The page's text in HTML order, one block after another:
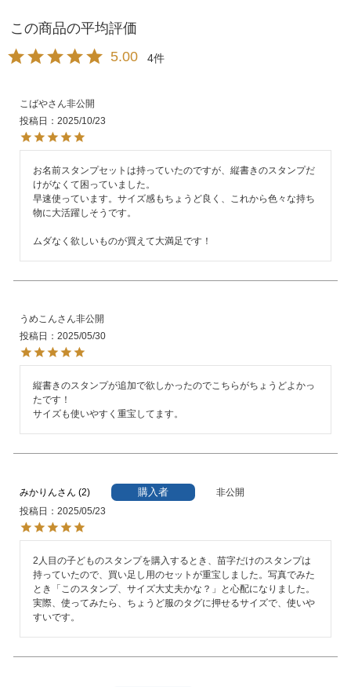
5.00 4
こばや
非公開
投稿日
2025/10/23
お名前スタンプセットは持っていたのですが、縦書きのスタンプだ
けがなくて困っていました。
早速使っています。サイズ感もちょうど良く、これから色々な持ち
物に大活躍しそうです。
ムダなく欲しいものが買えて大満足です！
うめこん
非公開
投稿日
2025/05/30
縦書きのスタンプが追加で欲しかったのでこちらがちょうどよかっ
たです！
サイズも使いやすく重宝してます。
みかりん 2 購入者
非公開
投稿日
2025/05/23
2人目の子どものスタンプを購入するとき、苗字だけのスタンプは
持っていたので、買い足し用のセットが重宝しました。写真でみた
とき「このスタンプ、サイズ大丈夫かな？」と心配になりました。
実際、使ってみたら、ちょうど服のタグに押せるサイズで、使いや
すいです。